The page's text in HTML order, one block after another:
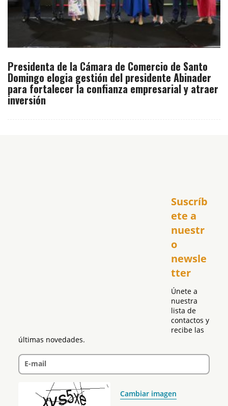
Presidenta de la Cámara de Comercio de Santo
Domingo elogia gestión del presidente Abinader
para fortalecer la confianza empresarial y atraer
inversión
Suscríb
ete a
nuestr
o
newsle
tter
Únete a
nuestra
lista de
contactos y
recibe las
últimas novedades.
E-mail
Cambiar imagen